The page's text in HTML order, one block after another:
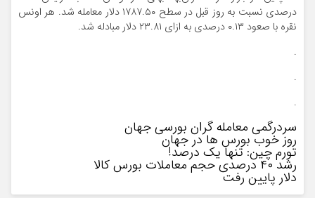
درصدی نسبت به روز قبل در سطح ۱۷۸۷.۵۰ دلار معامله شد. هر اونس
نقره با صعود ۰.۱۳ درصدی به ازای ۲۳.۸۱ دلار مبادله شد.
.
.
.
سردرگمی معامله گران بورسی جهان
روز خوب بورس ها در جهان
تورم چین: تنها یک درصد!
رشد ۴۰ درصدی حجم معاملات بورس کالا
دلار پایین رفت